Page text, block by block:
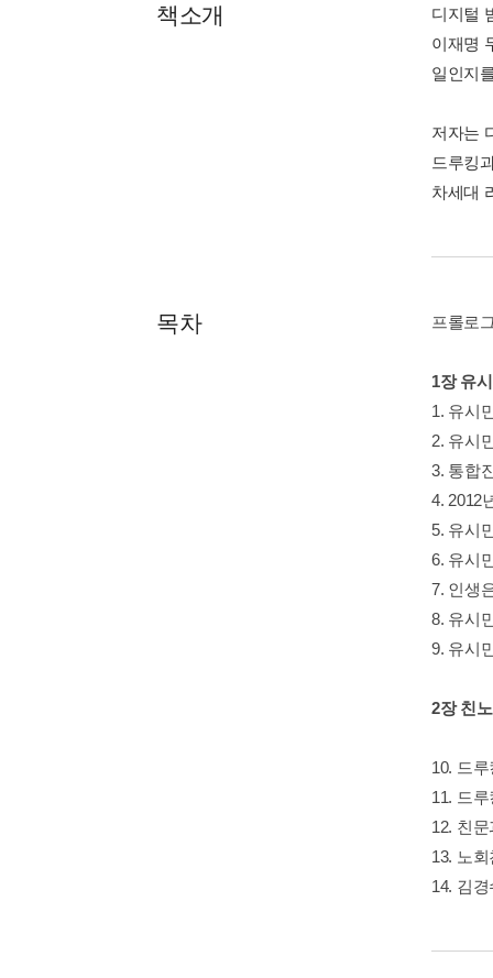
책소개
디지털
이재명
일인지
저자는
드루킹
차세대
목차 프롤로
1장 유
1. 유시
2. 유시
3. 통합
4. 2012
5. 유시
6. 유시
7. 인생
8. 유시
9. 유시
2장 친
10. 드
11. 드
12. 친
13. 노
14. 김